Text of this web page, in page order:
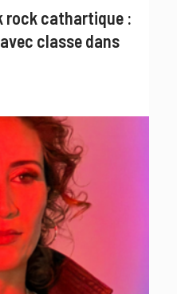
rock cathartique :
classe dans